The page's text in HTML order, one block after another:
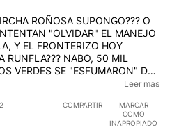
ROÑOSA SUPONGO??? O
"OLVIDAR" EL MANEJO
Y EL FRONTERIZO HOY
RUNFLA??? NABO, 50 MIL
VERDES SE "ESFUMARON" DEL
LO ECHO A REDRADO... Y VOS
Leer mas
2 COMPARTIR
MARCAR
COMO
INAPROPIADO